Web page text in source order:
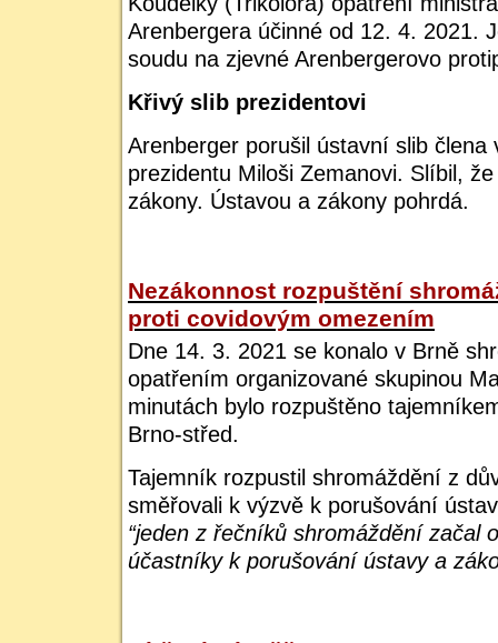
Arenbergera účinné od 12. 4. 2021.
soudu na zjevné Arenbergerovo
Křivý slib prezidentovi
Arenberger porušil ústavní slib člena
prezidentu Miloši Zemanovi. Slíbil,
zákony. Ústavou a zákony pohrdá.
Nezákonnost rozpuštění
proti covidovým omezením
Dne 14. 3. 2021 se konalo v Brně
opatřením organizované skupinou
minutách bylo rozpuštěno
Brno-střed.
Tajemník rozpustil shromáždění z
směřovali k výzvě k porušování
“jeden z řečníků shromáždění začal
účastníky k porušování ústavy a